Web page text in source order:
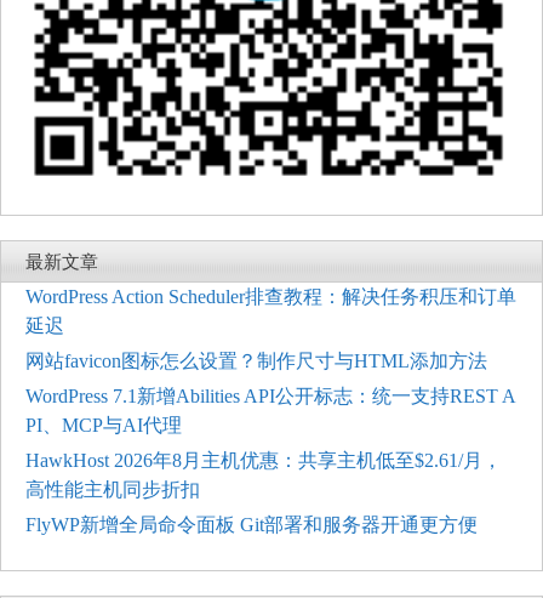
最新文章
WordPress Action Scheduler排查教程：解决任务积压和订单
延迟
网站favicon图标怎么设置？制作尺寸与HTML添加方法
WordPress 7.1新增Abilities API公开标志：统一支持REST A
PI、MCP与AI代理
HawkHost 2026年8月主机优惠：共享主机低至$2.61/月，
高性能主机同步折扣
FlyWP新增全局命令面板 Git部署和服务器开通更方便